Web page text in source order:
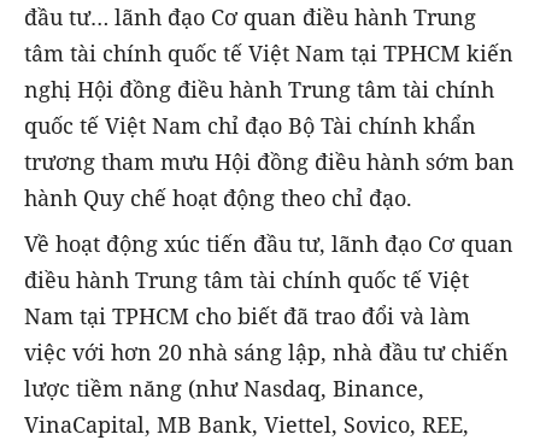
đầu tư… lãnh đạo Cơ quan điều hành Trung
tâm tài chính quốc tế Việt Nam tại TPHCM kiến
nghị Hội đồng điều hành Trung tâm tài chính
quốc tế Việt Nam chỉ đạo Bộ Tài chính khẩn
trương tham mưu Hội đồng điều hành sớm ban
hành Quy chế hoạt động theo chỉ đạo.
Về hoạt động xúc tiến đầu tư, lãnh đạo Cơ quan
điều hành Trung tâm tài chính quốc tế Việt
Nam tại TPHCM cho biết đã trao đổi và làm
việc với hơn 20 nhà sáng lập, nhà đầu tư chiến
lược tiềm năng (như Nasdaq, Binance,
VinaCapital, MB Bank, Viettel, Sovico, REE,